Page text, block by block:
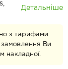
Детальніше
з тарифами
замовлення Ви
накладної.